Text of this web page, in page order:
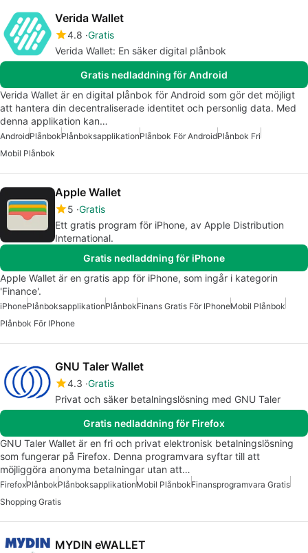
Verida Wallet
4.8 Gratis
Verida Wallet: En säker digital plånbok
Gratis nedladdning för Android
Verida Wallet är en digital plånbok för Android som gör det möjligt
att hantera din decentraliserade identitet och personlig data. Med
denna applikation kan…
AndroidPlånbokPlånboksapplikationPlånbok För AndroidPlånbok Fri
Mobil Plånbok
Apple Wallet
5 Gratis
Ett gratis program för iPhone, av Apple Distribution
International.
Gratis nedladdning för iPhone
Apple Wallet är en gratis app för iPhone, som ingår i kategorin
'Finance'.
iPhonePlånboksapplikationPlånbokFinans Gratis För IPhoneMobil Plånbok
Plånbok För IPhone
GNU Taler Wallet
4.3 Gratis
Privat och säker betalningslösning med GNU Taler
Gratis nedladdning för Firefox
GNU Taler Wallet är en fri och privat elektronisk betalningslösning
som fungerar på Firefox. Denna programvara syftar till att
möjliggöra anonyma betalningar utan att…
FirefoxPlånbokPlånboksapplikationMobil PlånbokFinansprogramvara Gratis
Shopping Gratis
MYDIN eWALLET